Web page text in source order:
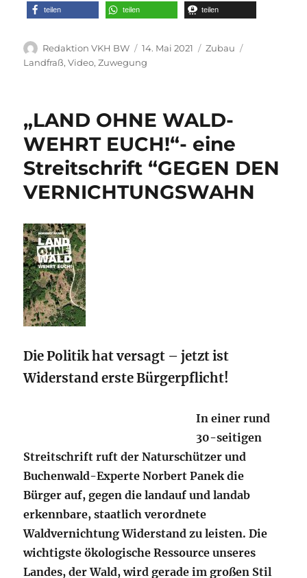
teilen teilen teilen
Autor
Redaktion VKH BW
Veröffentlicht
am
14. Mai 2021 Kategorien
Zubau
Landfraß,Video,Zuwegung
„LAND OHNE WALD-
WEHRT EUCH!“- eine
Streitschrift “GEGEN DEN
VERNICHTUNGSWAHN
Die Politik hat versagt – jetzt ist
Widerstand erste Bürgerpflicht!
In einer rund
30-seitigen
Streitschrift ruft der Naturschützer und
Buchenwald-Experte Norbert Panek die
Bürger auf, gegen die landauf und landab
erkennbare, staatlich verordnete
Waldvernichtung Widerstand zu leisten. Die
wichtigste ökologische Ressource unseres
Landes, der Wald, wird gerade im großen Stil